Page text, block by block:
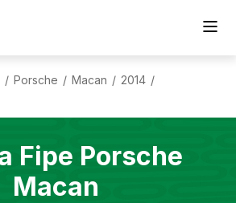
/ Porsche / Macan / 2014 /
Fipe Porsche
Macan